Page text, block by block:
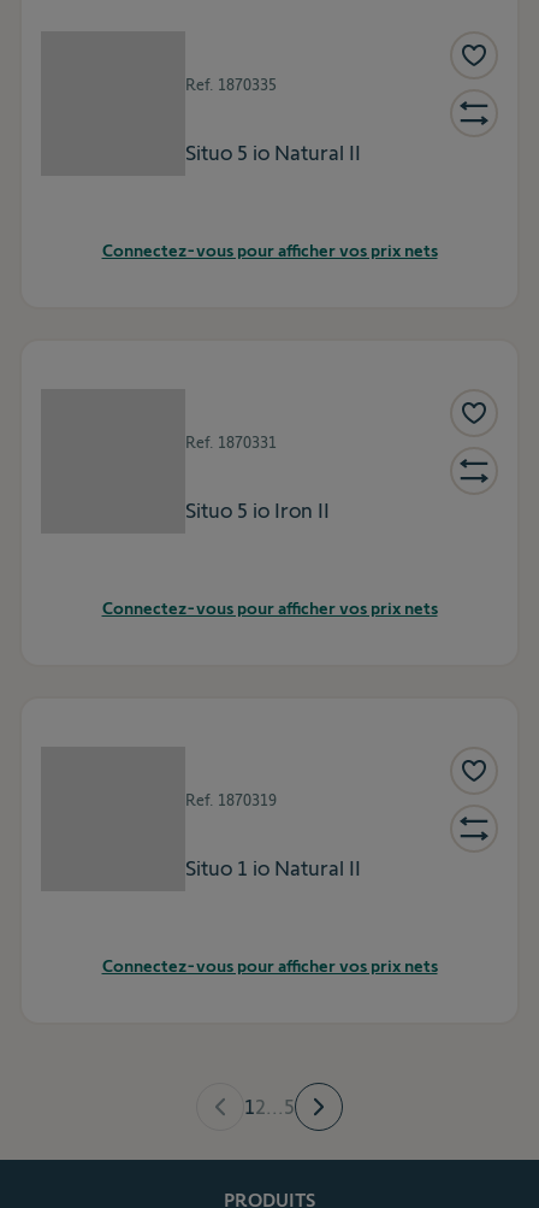
Ref. 1870335
Situo 5 io Natural II
Connectez-vous pour afficher vos prix nets
Ref. 1870331
Situo 5 io Iron II
Connectez-vous pour afficher vos prix nets
Ref. 1870319
Situo 1 io Natural II
Connectez-vous pour afficher vos prix nets
12...5
PRODUITS